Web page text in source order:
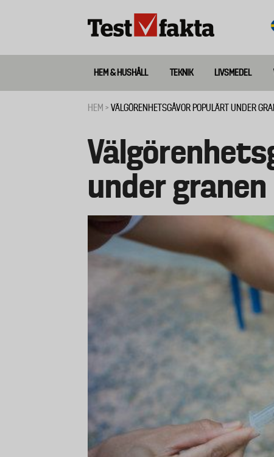
Huvudmeny
ny
HEM & HUSHÅLL TEKNIK LIVSMEDEL
HEM VÄLGÖRENHETSGÅVOR POPULÄRT UNDER
under granen